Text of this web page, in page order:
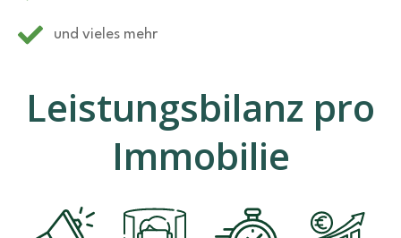
und vieles mehr
Leistungsbilanz pro
Immobilie